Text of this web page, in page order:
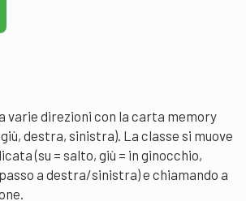
varie direzioni con la carta memory
destra, sinistra). La classe si muove
(su = salto, giù = in ginocchio,
a destra/sinistra) e chiamando a